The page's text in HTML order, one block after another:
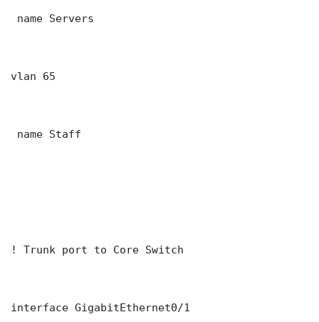
name Servers
vlan 65
name Staff
! Trunk port to Core Switch
interface GigabitEthernet0/1